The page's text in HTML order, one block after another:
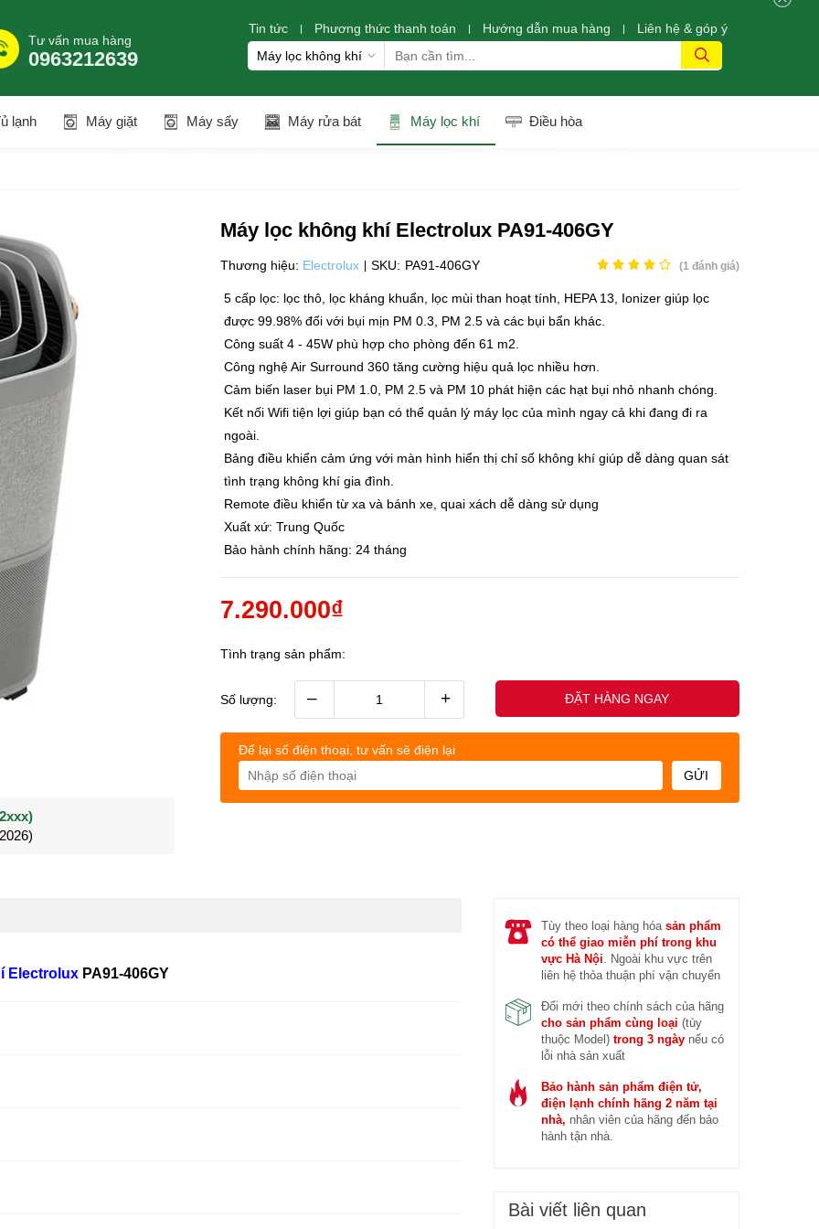
Tư vấn mua hàng
0963212639
Tin tức Phương thức thanh toán Hướng dẫn mua hàng Liên hệ & góp ý
lạnh Máy giặt Máy sấy Máy rửa bát Máy lọc khí Điều hòa
Máy lọc không khí Electrolux PA91-406GY
Thương hiệu: Electrolux SKU: PA91-406GY (1đánh giá)
5 cấp lọc: lọc thô, lọc kháng khuẩn, lọc mùi than hoạt tính, HEPA 13, Ionizer giúp lọc
được 99.98% đối với bụi mịn PM 0.3, PM 2.5 và các bụi bẩn khác.
Công suất 4 - 45W phù hợp cho phòng đến 61 m2.
Công nghệ Air Surround 360 tăng cường hiệu quả lọc nhiều hơn.
Cảm biến laser bụi PM 1.0, PM 2.5 và PM 10 phát hiện các hạt bụi nhỏ nhanh chóng.
Kết nối Wifi tiện lợi giúp bạn có thể quản lý máy lọc của mình ngay cả khi đang đi ra
ngoài.
Bảng điều khiển cảm ứng với màn hình hiển thị chỉ số không khí giúp dễ dàng quan sát
tình trạng không khí gia đình.
Remote điều khiển từ xa và bánh xe, quai xách dễ dàng sử dụng
Xuất xứ: Trung Quốc
Bảo hành chính hãng: 24 tháng
7.290.000₫
Tình trạng sản phẩm:
Số lượng: – + ĐẶT HÀNG NGAY
Để lại số điện thoại, tư vấn sẽ điện lại
GỬI
Electrolux PA91-406GY
Tùy theo loại hàng hóa sản phẩm
có thể giao miễn phí trong khu
vực Hà Nội . Ngoài khu vực trên
liên hệ thỏa thuận phí vận chuyển
Đổi mới theo chính sách của hãng
cho sản phẩm cùng loại (tùy
thuộc Model) trong 3 ngàynếu có
lỗi nhà sản xuất
Bảo hành sản phẩm điện tử,
điện lạnh chính hãng 2 năm tại
nhà, nhân viên của hãng đến bảo
hành tận nhà.
Bài viết liên quan